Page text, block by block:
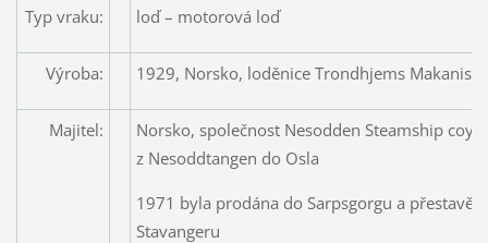
Typ vraku: loď – motorová loď
Výroba: 1929, Norsko, loděnice Trondhjems
Majitel:
Norsko, společnost Nesodden Steamship coy,
z Nesoddtangen do Osla
1971 byla prodána do Sarpsgorgu a
Stavangeru